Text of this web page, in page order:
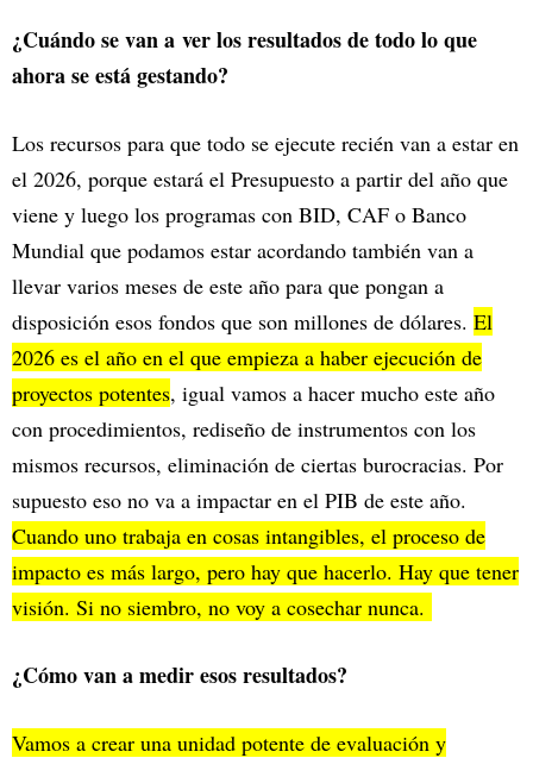
¿Cuándo se van a ver los resultados de todo lo que
ahora se está gestando?
Los recursos para que todo se ejecute recién van a estar en
el 2026, porque estará el Presupuesto a partir del año que
viene y luego los programas con BID, CAF o Banco
Mundial que podamos estar acordando también van a
llevar varios meses de este año para que pongan a
disposición esos fondos que son millones de dólares. El
2026 es el año en el que empieza a haber ejecución de
proyectos potentes, igual vamos a hacer mucho este año
con procedimientos, rediseño de instrumentos con los
mismos recursos, eliminación de ciertas burocracias. Por
supuesto eso no va a impactar en el PIB de este año.
Cuando uno trabaja en cosas intangibles, el proceso de
impacto es más largo, pero hay que hacerlo. Hay que tener
visión. Si no siembro, no voy a cosechar nunca.
¿Cómo van a medir esos resultados?
Vamos a crear una unidad potente de evaluación y